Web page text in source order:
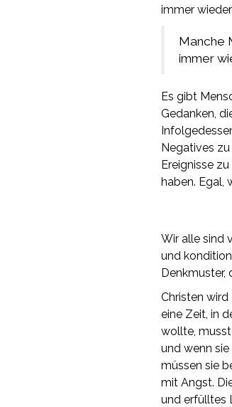
immer
Manche
immer
Es gibt
Gedanken,
Negatives
Ereignisse
haben. Egal,
Wir alle sind
und
Denkmuster,
Christen
eine Zeit, in
wollte,
und wenn
müssen sie
mit Angst.
und erfülltes